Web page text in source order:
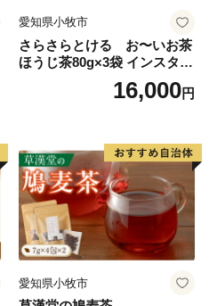
愛知県小牧市
さらさらとける お〜いお茶
ほうじ茶80g×3袋 インスタン
トほうじ茶 粉末ほうじ茶 粉
末茶 おーいお茶 粉末緑茶
16,000円
愛知県小牧市